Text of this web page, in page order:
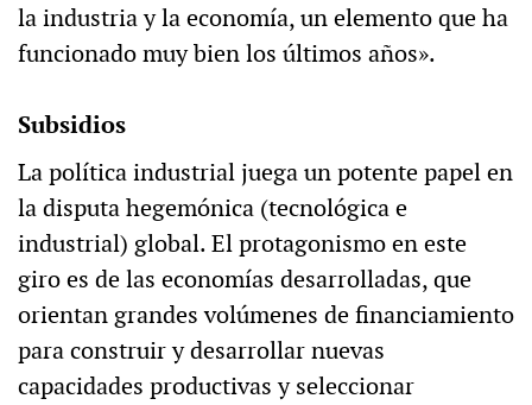
la industria y la economía, un elemento que ha
funcionado muy bien los últimos años».
Subsidios
La política industrial juega un potente papel en
la disputa hegemónica (tecnológica e
industrial) global. El protagonismo en este
giro es de las economías desarrolladas, que
orientan grandes volúmenes de financiamiento
para construir y desarrollar nuevas
capacidades productivas y seleccionar